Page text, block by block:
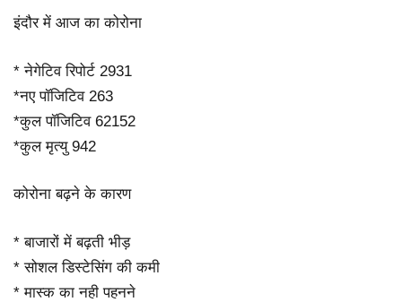
इंदौर में आज का कोरोना
* नेगेटिव रिपोर्ट 2931
*नए पॉजिटिव 263
*कुल पॉजिटिव 62152
*कुल मृत्यु 942
कोरोना बढ़ने के कारण
* बाजारों में बढ़ती भीड़
* सोशल डिस्टेसिंग की कमी
* मास्क का नही पहनने